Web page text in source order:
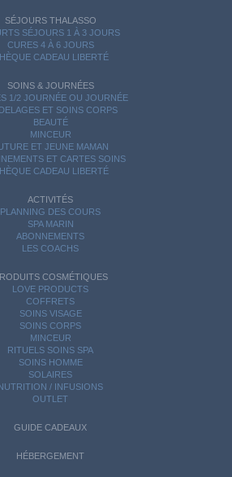
SÉJOURS THALASSO
SÉJOURS 1 À 3 JOURS
CURES 4 À 6 JOURS
CADEAU LIBERTÉ
SOINS & JOURNÉES
1/2 JOURNÉE OU JOURNÉE
ET SOINS CORPS
BEAUTÉ
MINCEUR
ET JEUNE MAMAN
ET CARTES SOINS
CADEAU LIBERTÉ
ACTIVITÉS
PLANNING DES COURS
SPA MARIN
ABONNEMENTS
LES COACHS
COSMÉTIQUES
LOVE PRODUCTS
COFFRETS
SOINS VISAGE
SOINS CORPS
MINCEUR
RITUELS SOINS SPA
SOINS HOMME
SOLAIRES
/ INFUSIONS
OUTLET
GUIDE CADEAUX
HÉBERGEMENT